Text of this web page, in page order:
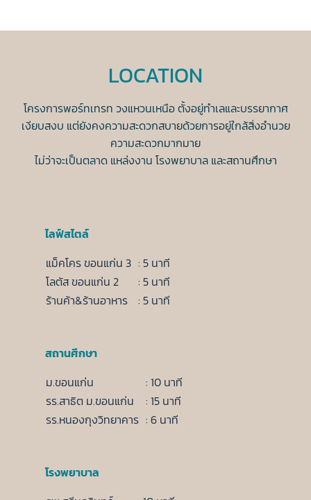
LOCATION
โครงการพอร์ทเทรท วงแหวนเหนือ ตั้งอยู่ทำเลและบรรยากาศ
เงียบสงบ แต่ยังคงความสะดวกสบายด้วยการอยู่ใกล้สิ่งอำนวย
ความสะดวกมากมาย
ไม่ว่าจะเป็นตลาด แหล่งงาน โรงพยาบาล และสถานศึกษา
ไลฟ์สไตล์
แม็คโคร ขอนแก่น 3 : 5 นาที
โลตัส ขอนแก่น 2
: 5 นาที
ร้านค้า&ร้านอาหาร
: 5 นาที
สถานศึกษา
ม.ขอนแก่น
: 10 นาที
รร.สาธิต ม.ขอนแก่น
: 15 นาที
รร.หนองกุงวิทยาคาร : 6 นาที
โรงพยาบาล